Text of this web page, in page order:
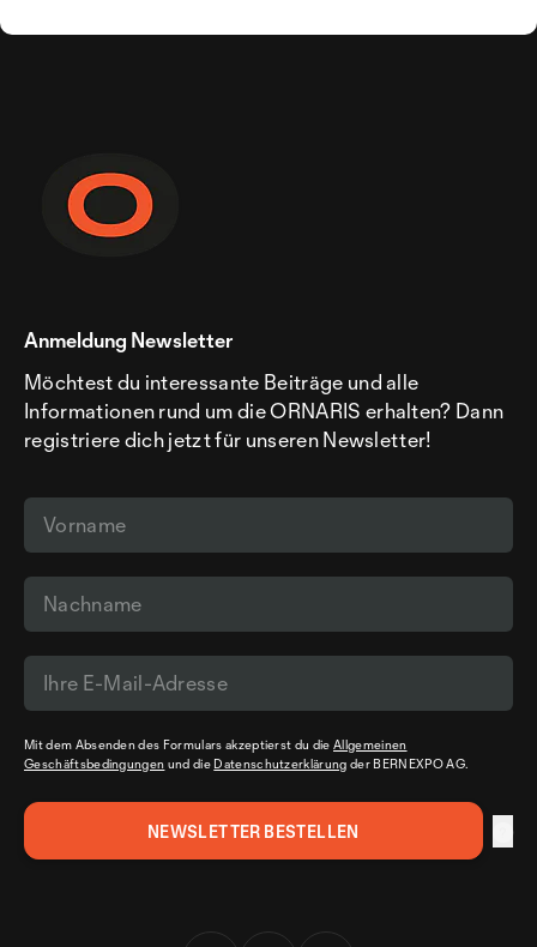
Anmeldung Newsletter
Möchtest du interessante Beiträge und alle
Informationen rund um die ORNARIS erhalten? Dann
registriere dich jetzt für unseren Newsletter!
Mit dem Absenden des Formulars akzeptierst du dieAllgemeinen
Geschäftsbedingungen und die Datenschutzerklärung der BERNEXPO AG.